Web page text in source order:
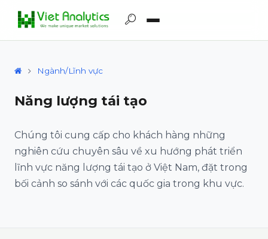
Ngành/Lĩnh vực
Năng lượng tái tạo
Chúng tôi cung cấp cho khách hàng những
nghiên cứu chuyên sâu về xu hướng phát triển
lĩnh vực năng lượng tái tạo ở Việt Nam, đặt trong
bối cảnh so sánh với các quốc gia trong khu vực.